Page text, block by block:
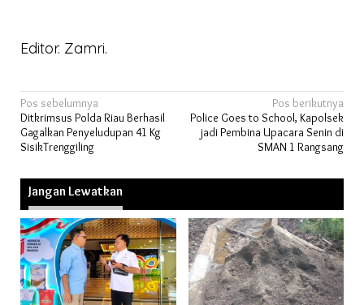
Editor. Zamri.
Navigasi
pos
Pos sebelumnya
Ditkrimsus Polda Riau Berhasil
Gagalkan Penyeludupan 41 Kg
SisikTrenggiling
Pos berikutnya
Police Goes to School, Kapolsek
jadi Pembina Upacara Senin di
SMAN 1 Rangsang
Jangan Lewatkan